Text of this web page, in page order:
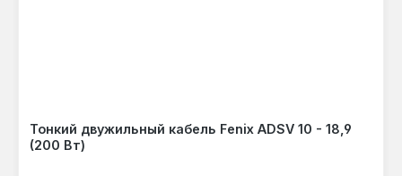
Тонкий двужильный кабель Fenix ADSV 10 - 18,9
(200 Вт)